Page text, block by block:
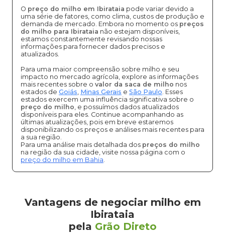
O preço do milho em Ibirataia pode variar devido a
uma série de fatores, como clima, custos de produção e
demanda de mercado. Embora no momento os preços
do milho para Ibirataia não estejam disponíveis,
estamos constantemente revisando nossas
informações para fornecer dados precisos e
atualizados.
Para uma maior compreensão sobre milho e seu
impacto no mercado agrícola, explore as informações
mais recentes sobre o valor da saca de milho nos
estados de Goiás, Minas Gerais e São Paulo. Esses
estados exercem uma influência significativa sobre o
preço do milho, e possuímos dados atualizados
disponíveis para eles. Continue acompanhando as
últimas atualizações, pois em breve estaremos
disponibilizando os preços e análises mais recentes para
a sua região.
Para uma análise mais detalhada dos preços do milho
na região da sua cidade, visite nossa página com o
preço do milho em Bahia.
Vantagens de negociar milho em
Ibirataia
pela Grão Direto